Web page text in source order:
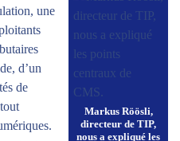
Markus Röösli,
directeur de TIP,
nous a expliqué les
une
d’un
de